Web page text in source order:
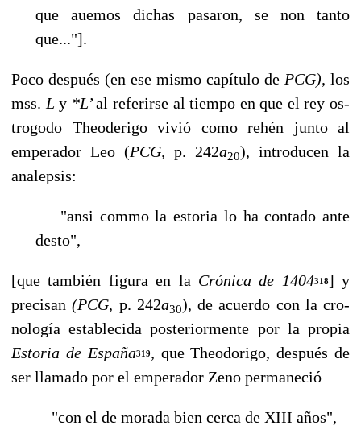
que auemos dichas pasaron, se non tanto
que..."].
Poco después (en ese mismo capítulo de PCG), los
mss. L y *L’al referirse al tiempo en que el rey os­
trogodo Theoderigo vivió como rehén junto al
emperador Leo (PCG, p. 242a20), introducen la
analepsis:
"ansi commo la estoria lo ha contado ante
desto",
[que también figura en la Crónica de 1404318] y
precisan(PCG, p. 242a30), de acuerdo con la cro­
nología establecida posteriormente por la propia
Estoria de España319, que Theodorigo, después de
ser llamado por el emperador Zeno permaneció
"con el de morada bien cerca de XIII años",